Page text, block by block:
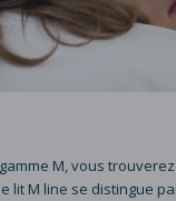
M, vous
M line se distingue